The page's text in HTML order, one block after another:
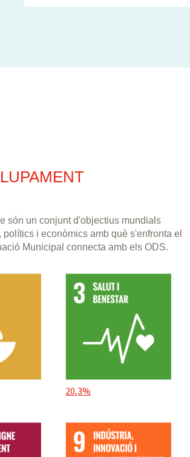
són un conjunt d'objectius mundials
i econòmics amb què s'enfronta el
Municipal connecta amb els ODS.
20,3%